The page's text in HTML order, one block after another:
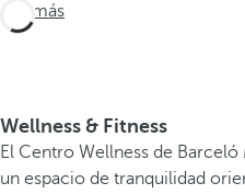
Ver más
Wellness & Fitness
El Centro Wellness de
un espacio de tranquilidad